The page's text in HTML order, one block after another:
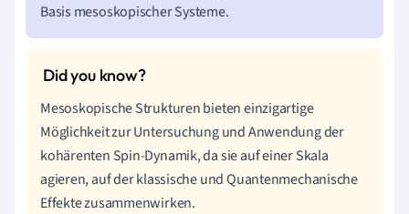
Basis mesoskopischer Systeme.
Mesoskopische Strukturen bieten einzigartige
Möglichkeit zur Untersuchung und Anwendung der
kohärenten Spin-Dynamik, da sie auf einer Skala
agieren, auf der klassische und Quantenmechanische
Effekte zusammenwirken.